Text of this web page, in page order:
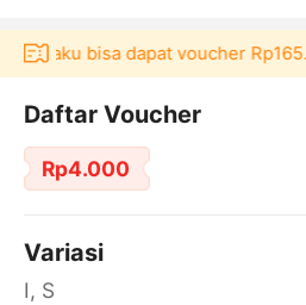
bisa dapat voucher
Daftar Voucher
Rp4.000
Variasi
I, S